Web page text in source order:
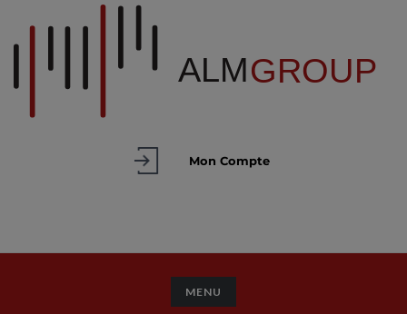
Mon Compte
TOGGLE NAVIGATION
MENU